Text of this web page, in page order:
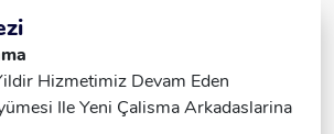
Hizmetimiz Devam Eden
Ile Yeni Çalisma Arkadaslarina